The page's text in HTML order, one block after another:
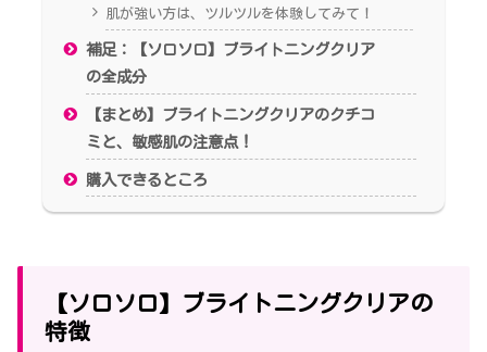
肌が強い方は、ツルツルを体験してみて！
補足：【ソロソロ】ブライトニングクリア
の全成分
【まとめ】ブライトニングクリアのクチコ
ミと、敏感肌の注意点！
購入できるところ
【ソロソロ】ブライトニングクリアの
特徴